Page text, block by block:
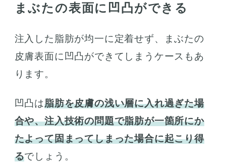
まぶたの表面に凹凸ができる
注入した脂肪が均一に定着せず、まぶたの
皮膚表面に凹凸ができてしまうケースもあ
ります。
凹凸は脂肪を皮膚の浅い層に入れ過ぎた場
合や、注入技術の問題で脂肪が一箇所にか
たよって固まってしまった場合に起こり得
るでしょう。